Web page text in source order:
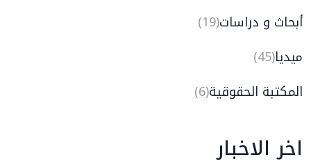
أبحاث و دراسات(19)
ميديا(45)
المكتبة الحقوقية(6)
اخر الاخبار